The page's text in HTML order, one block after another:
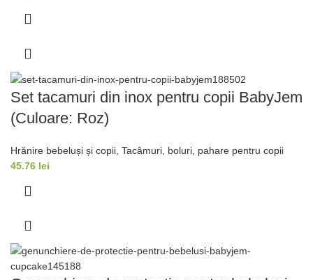
Set tacamuri din inox pentru copii BabyJem
(Culoare: Roz)
Hrănire bebeluși și copii Tacâmuri, boluri, pahare pentru copii
45.76 lei